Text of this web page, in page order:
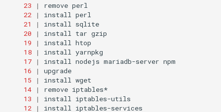
23 | remove perl
22
| install
perl
21
| install
sqlite
20
| install tar gzip
19
| install
htop
18
| install
yarnpkg
17
| install nodejs mariadb-server npm
16
|
upgrade
15
| install
wget
14
| remove iptables*
13
| install
iptables-utils
12
| install
iptables-services